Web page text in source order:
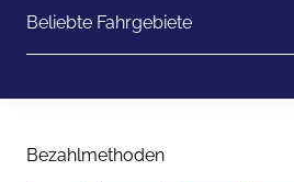
Beliebte Fahrgebiete
Bezahlmethoden